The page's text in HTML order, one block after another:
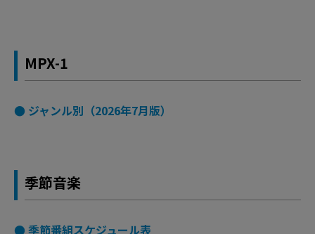
MPX-1
● ジャンル別（2026年7月版）
季節音楽
● 季節番組スケジュール表